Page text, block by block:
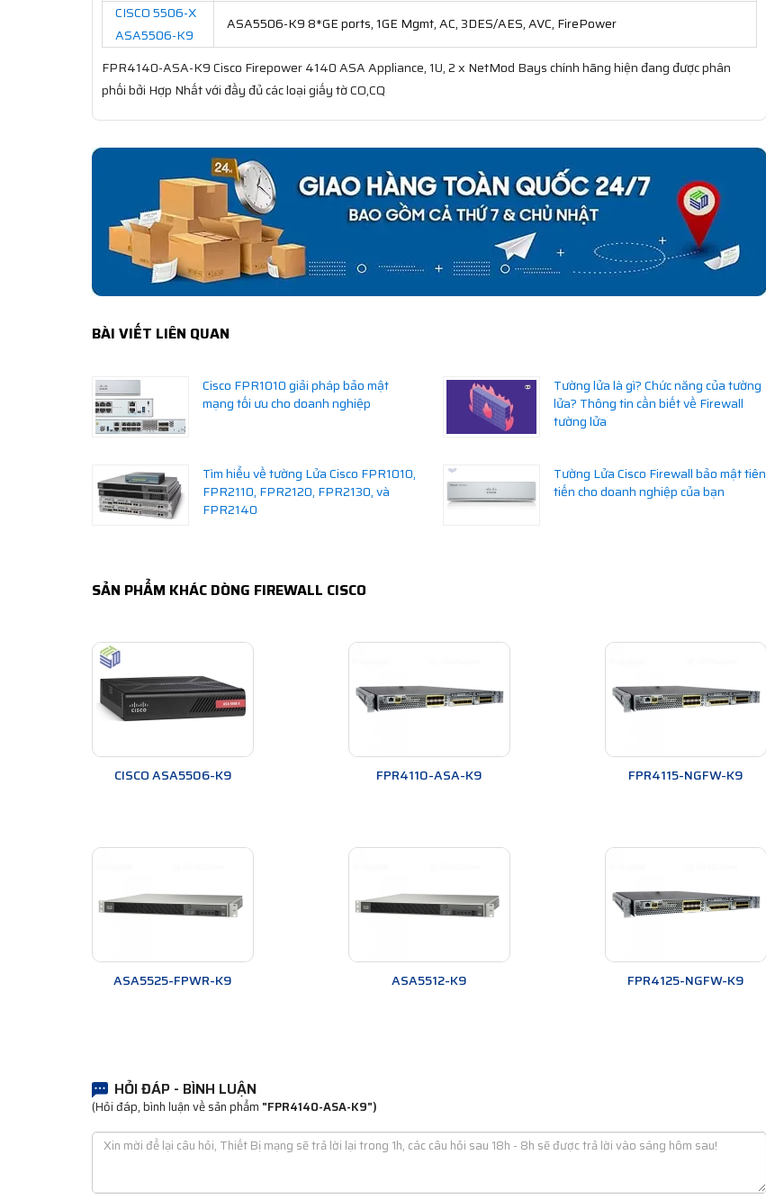
CISCO 5506-X
ASA5506-K9
ASA5506-K9 8*GE ports, 1GE Mgmt, AC, 3DES/AES, AVC, FirePower
FPR4140-ASA-K9 Cisco Firepower 4140 ASA Appliance, 1U, 2 x NetMod Bays chính hãng hiện đang được phân
phối bởi Hợp Nhất với đầy đủ các loại giấy tờ CO,CQ
BÀI VIẾT LIÊN QUAN
Cisco FPR1010 giải pháp bảo mật
mạng tối ưu cho doanh nghiệp
Tường lửa là gì? Chức năng của tường
lửa? Thông tin cần biết về Firewall
tường lửa
Tìm hiểu về tường Lửa Cisco FPR1010,
FPR2110, FPR2120, FPR2130, và
FPR2140
Tường Lửa Cisco Firewall bảo mật tiên
tiến cho doanh nghiệp của bạn
SẢN PHẨM KHÁC DÒNG FIREWALL CISCO
CISCO ASA5506-K9 FPR4110-ASA-K9 FPR4115-NGFW-K9
ASA5525-FPWR-K9 ASA5512-K9 FPR4125-NGFW-K9
HỎI ĐÁP - BÌNH LUẬN
(Hỏi đáp, bình luận về sản phẩm "FPR4140-ASA-K9")